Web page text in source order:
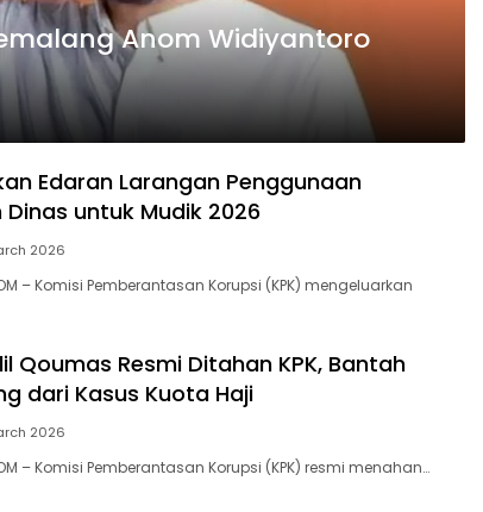
Anom Widiyantoro
Edaran Larangan Penggunaan
untuk Mudik 2026
2026
– Komisi Pemberantasan Korupsi (KPK) mengeluarkan
Qoumas Resmi Ditahan KPK, Bantah
dari Kasus Kuota Haji
2026
– Komisi Pemberantasan Korupsi (KPK) resmi menahan…